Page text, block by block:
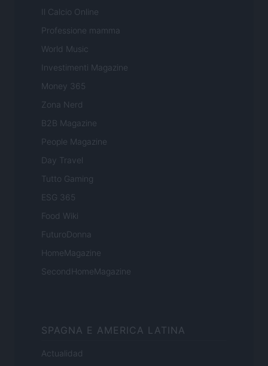
Il Calcio Online
Professione mamma
World Music
Investimenti Magazine
Money 365
Zona Nerd
B2B Magazine
People Magazine
Day Travel
Tutto Gaming
ESG 365
Food Wiki
FuturoDonna
HomeMagazine
SecondHomeMagazine
SPAGNA E AMERICA LATINA
Actualidad